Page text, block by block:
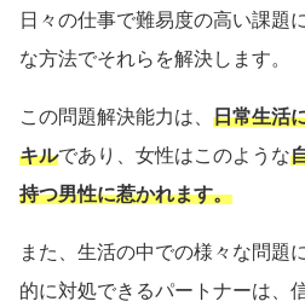
日々の仕事で難易度の高い課題
な方法でそれらを解決します。
この問題解決能力は、 日常生活
キルであり、女性はこのような
持つ男性に惹かれます。
また、生活の中での様々な問題
的に対処できるパートナーは、